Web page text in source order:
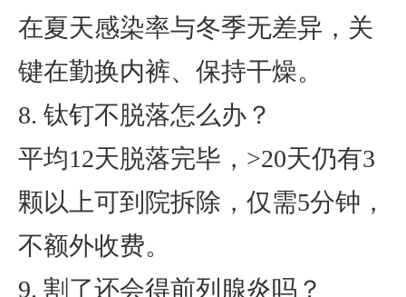
在夏天感染率与冬季无差异，关
键在勤换内裤、保持干燥。
8. 钛钉不脱落怎么办？
平均12天脱落完毕，>20天仍有3
颗以上可到院拆除，仅需5分钟，
不额外收费。
9. 割了还会得前列腺炎吗？